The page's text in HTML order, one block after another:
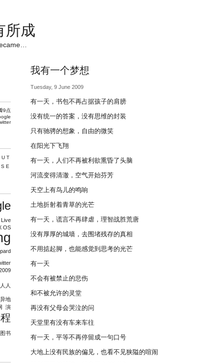
所成
我有一个梦想
Tuesday, 9 June 2009
有一天，书包不再占据孩子的肩膀
没有统一的答案，没有思维的封装
只有驰骋的想象，自由的微笑
在阳光下飞翔
有一天，人们不再被利欲熏昏了头脑
河流变得清澈，空气开始芬芳
天空上有鸟儿的鸣响
土地折射着青草的光芒
有一天，谎言不再肆虐，理智战胜荒唐
没有厚厚的城墙，去围堵残存的真相
不用掂起脚，也能感觉到思考的光芒
有一天
不会有被禁止的悲伤
和不被允许的灵堂
再没有父母会哭泣的问
天堂里有没有车来车往
有一天，平等不再停留成一句口号
大地上没有民族的偏见，也看不见狭隘的喧闹
9点
Live
OS
人人
异地
演
书